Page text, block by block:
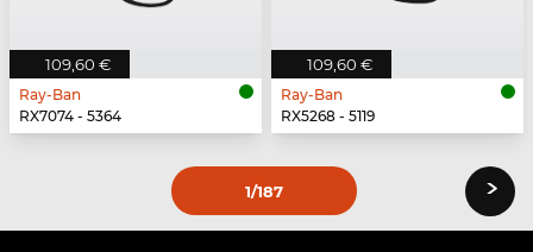
109,60 €
Ray-Ban
RX7074 - 5364
109,60 €
Ray-Ban
RX5268 - 5119
1/187 ›